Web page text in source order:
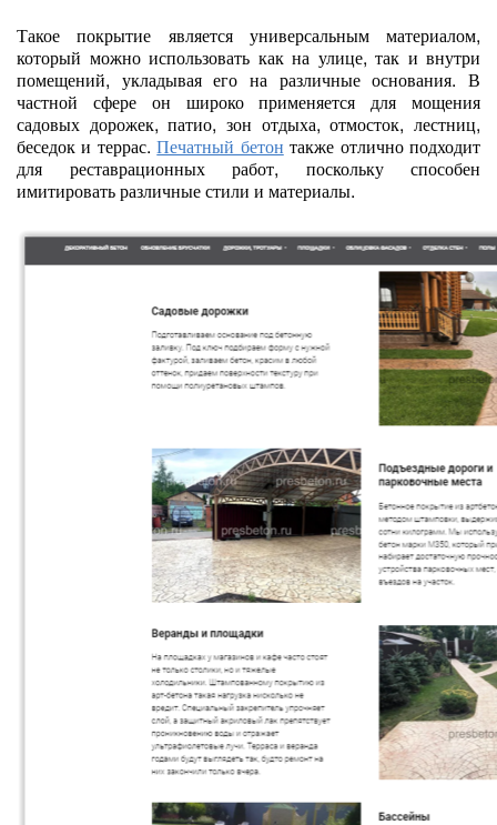
Такое покрытие является универсальным материалом,
который можно использовать как на улице, так и внутри
помещений, укладывая его на различные основания. В
частной сфере он широко применяется для мощения
садовых дорожек, патио, зон отдыха, отмосток, лестниц,
беседок и террас.Печатный бетон также отлично подходит
для реставрационных работ, поскольку способен
имитировать различные стили и материалы.